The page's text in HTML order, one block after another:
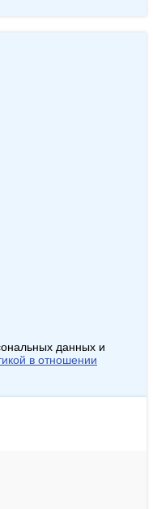
данных и
в отношении